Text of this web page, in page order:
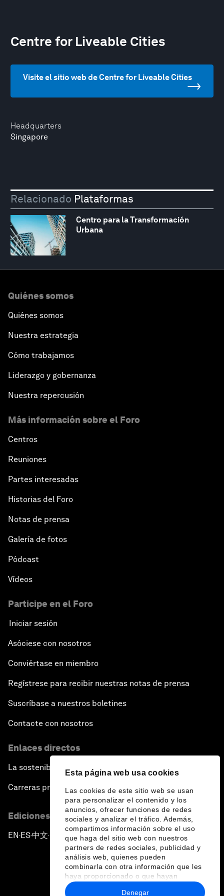
Esta página web usa cookies
Las cookies de este sitio web se usan
para personalizar el contenido y los
anuncios, ofrecer funciones de redes
sociales y analizar el tráfico. Además,
compartimos información sobre el uso
que haga del sitio web con nuestros
partners de redes sociales, publicidad y
análisis web, quienes pueden
combinarla con otra información que les
haya proporcionado o que hayan
recopilado a partir del uso que haya
Denegar
Headquarters
Singapore
Centre for Liveable Cities
Visite el sitio web de Centre for Liveable Cities
Relacionado Plataformas
Centro para la Transformación
Urbana
Quiénes somos
Quiénes somos
Nuestra estrategia
Cómo trabajamos
Liderazgo y gobernanza
Nuestra repercusión
Más información sobre el Foro
Centros
Reuniones
Partes interesadas
Historias del Foro
Notas de prensa
Galería de fotos
Pódcast
Vídeos
Participe en el Foro
Iniciar sesión
Asóciese con nosotros
Conviértase en miembro
Regístrese para recibir nuestras notas de prensa
Suscríbase a nuestros boletines
Contacte con nosotros
Enlaces directos
La sostenibilidad en el Foro
Carreras profesionales
Ediciones en otros idiomas
EN ▪ES▪中文▪ 日本語